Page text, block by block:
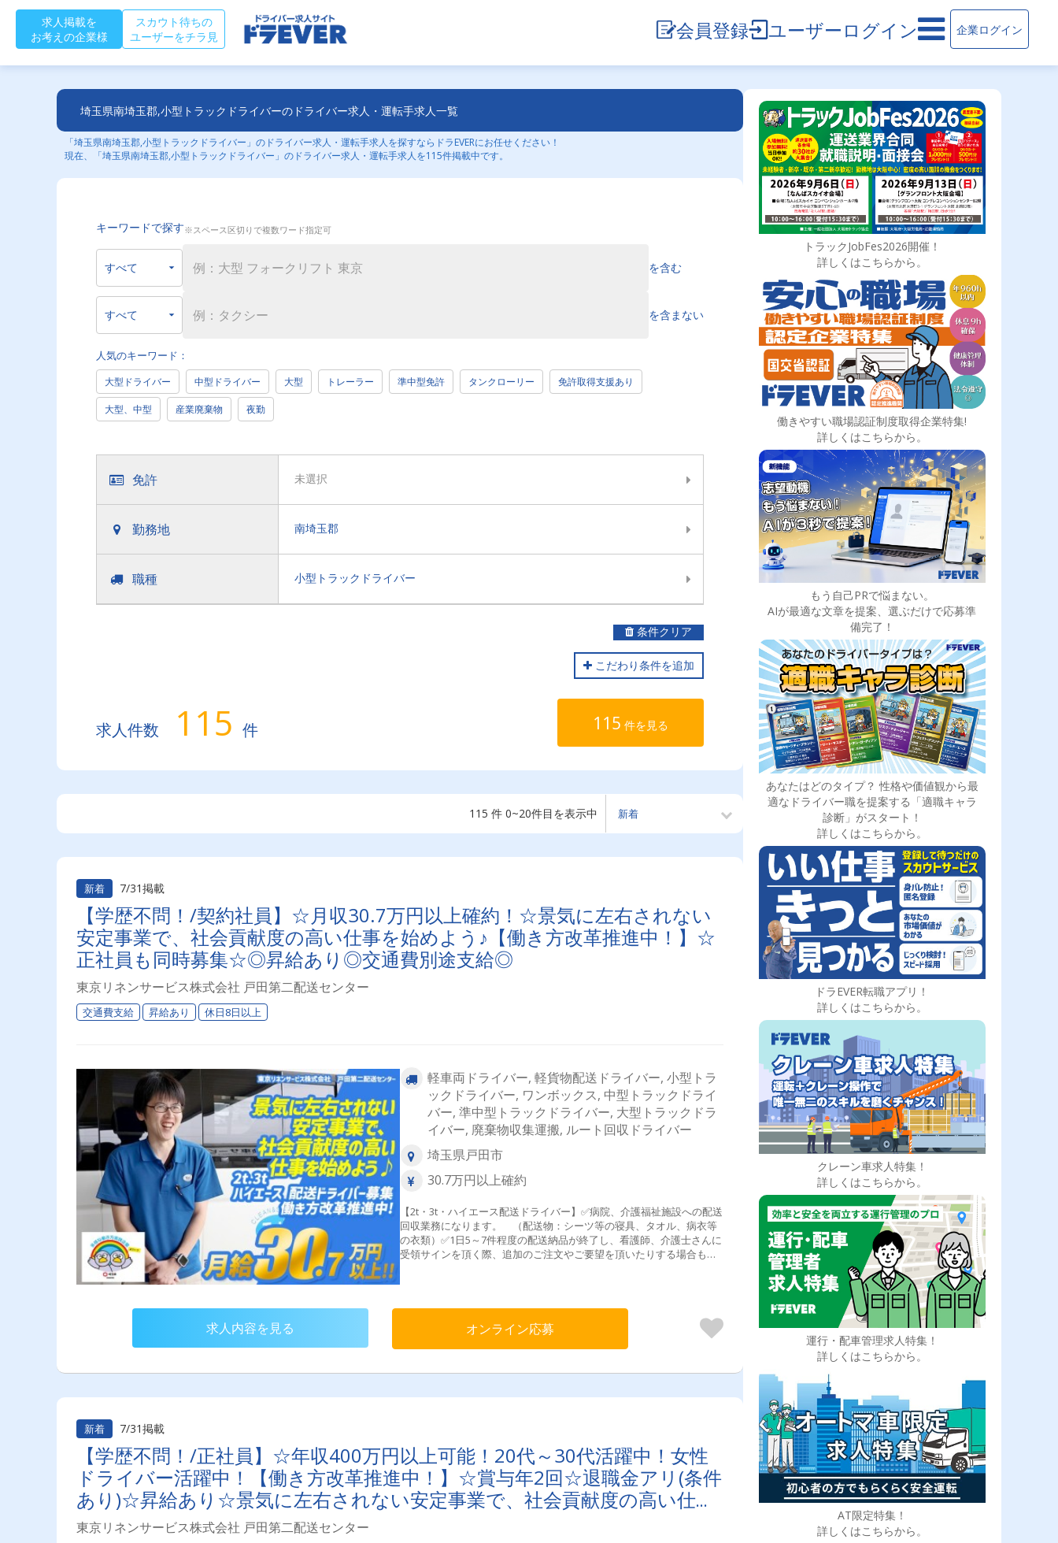
求人掲載を
お考えの企業様
スカウト待ちの
ユーザーをチラ見
会員登録 ユーザーログイン 企業ログイン
埼玉県南埼玉郡,小型トラックドライバーのドライバー求人・運転手求人一覧
「埼玉県南埼玉郡,小型トラックドライバー」のドライバー求人・運転手求人を探すならドラEVERにお任せください！
現在、「埼玉県南埼玉郡,小型トラックドライバー」のドライバー求人・運転手求人を115件掲載中です。
キーワードで探す※スペース区切りで複数ワード指定可
を含む
を含まない
人気のキーワード：
大型ドライバー 中型ドライバー 大型 トレーラー 準中型免許 タンクローリー 免許取得支援あり
大型、中型 産業廃棄物 夜勤
免許 未選択
勤務地 南埼玉郡
職種 小型トラックドライバー
条件クリア
こだわり条件を追加
求人件数 115 件 115 件を見る
115 件 0~20件目を表示中
新着 7/31掲載
【学歴不問！/契約社員】☆月収30.7万円以上確約！☆景気に左右されない
安定事業で、社会貢献度の高い仕事を始めよう♪【働き方改革推進中！】☆
正社員も同時募集☆◎昇給あり◎交通費別途支給◎
東京リネンサービス株式会社 戸田第二配送センター
交通費支給 昇給あり 休日8日以上
軽車両ドライバー, 軽貨物配送ドライバー, 小型トラ
ックドライバー, ワンボックス, 中型トラックドライ
バー, 準中型トラックドライバー, 大型トラックドラ
イバー, 廃棄物収集運搬, ルート回収ドライバー
埼玉県戸田市
30.7万円以上確約
【2t・3t・ハイエース配送ドライバー】✅病院、介護福祉施設への配送
回収業務になります。 （配送物：シーツ等の寝具、タオル、病衣等
の衣類）✅1日5～7件程度の配送納品が終了し、看護師、介護士さんに
受領サインを頂く際、追加のご注文やご要望を頂いたりする場合もあ
を営業や事務にしっかりフィードバックしてくれたらOK！✅入社後は
ず、みっちり教えます）✅分からないことがあればすぐに質問できる
環境✅独り立ちまでの期間は、約1カ月～２ヵ月を想定[配送エリア]関
東一円※遠方は静岡や栃木などはベテラン社員が担当しています。[積
み下ろし方法]手積み、カゴ車※パワーゲート付き車両あり[1日の流れ
み商品を回収）④11:00 昼休憩（60分）⑤12:00 納品・回収の再開
も募集中！※YouTubeでリアルな仕事がみれます！
求人内容を見る オンライン応募
新着 7/31掲載
【学歴不問！/正社員】☆年収400万円以上可能！20代～30代活躍中！女性
ドライバー活躍中！【働き方改革推進中！】☆賞与年2回☆退職金アリ(条件
あり)☆昇給あり☆景気に左右されない安定事業で、社会貢献度の高い仕事
を始めよう♪
東京リネンサービス株式会社 戸田第二配送センター
トラックJobFes2026開催！
詳しくはこちらから。
働きやすい職場認証制度取得企業特集!
詳しくはこちらから。
もう自己PRで悩まない。
AIが最適な文章を提案、選ぶだけで応募準
備完了！
あなたはどのタイプ？ 性格や価値観から最
適なドライバー職を提案する「適職キャラ
診断」がスタート！
詳しくはこちらから。
ドラEVER転職アプリ！
詳しくはこちらから。
クレーン車求人特集！
詳しくはこちらから。
運行・配車管理求人特集！
詳しくはこちらから。
AT限定特集！
詳しくはこちらから。